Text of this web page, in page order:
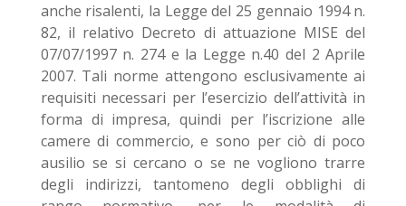
anche risalenti, la Legge del 25 gennaio 1994 n.
82, il relativo Decreto di attuazione MISE del
07/07/1997 n. 274 e la Legge n.40 del 2 Aprile
2007. Tali norme attengono esclusivamente ai
requisiti necessari per l’esercizio dell’attività in
forma di impresa, quindi per l’iscrizione alle
camere di commercio, e sono per ciò di poco
ausilio se si cercano o se ne vogliono trarre
degli indirizzi, tantomeno degli obblighi di